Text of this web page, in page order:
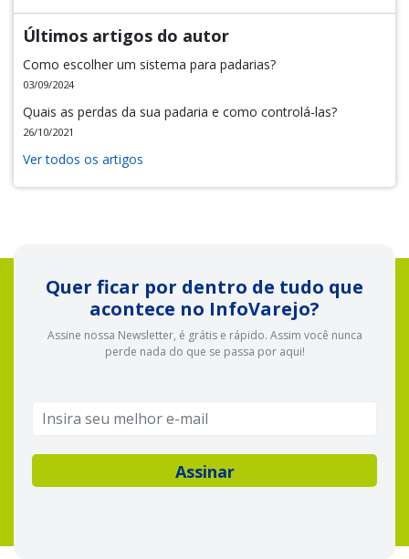
Últimos artigos do autor
Como escolher um sistema para padarias?
03/09/2024
Quais as perdas da sua padaria e como controlá-las?
26/10/2021
Ver todos os artigos
Quer ficar por dentro de tudo que
acontece no InfoVarejo?
Assine nossa Newsletter, é grátis e rápido. Assim você nunca
perde nada do que se passa por aqui!